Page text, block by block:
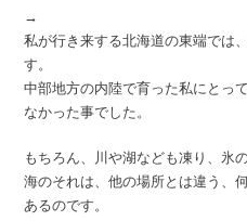
→
私が行き来する北海道の東端では
す。
中部地方の内陸で育った私にとっ
なかった事でした。
もちろん、川や湖なども凍り、氷
海のそれは、他の場所とは違う、
あるのです。